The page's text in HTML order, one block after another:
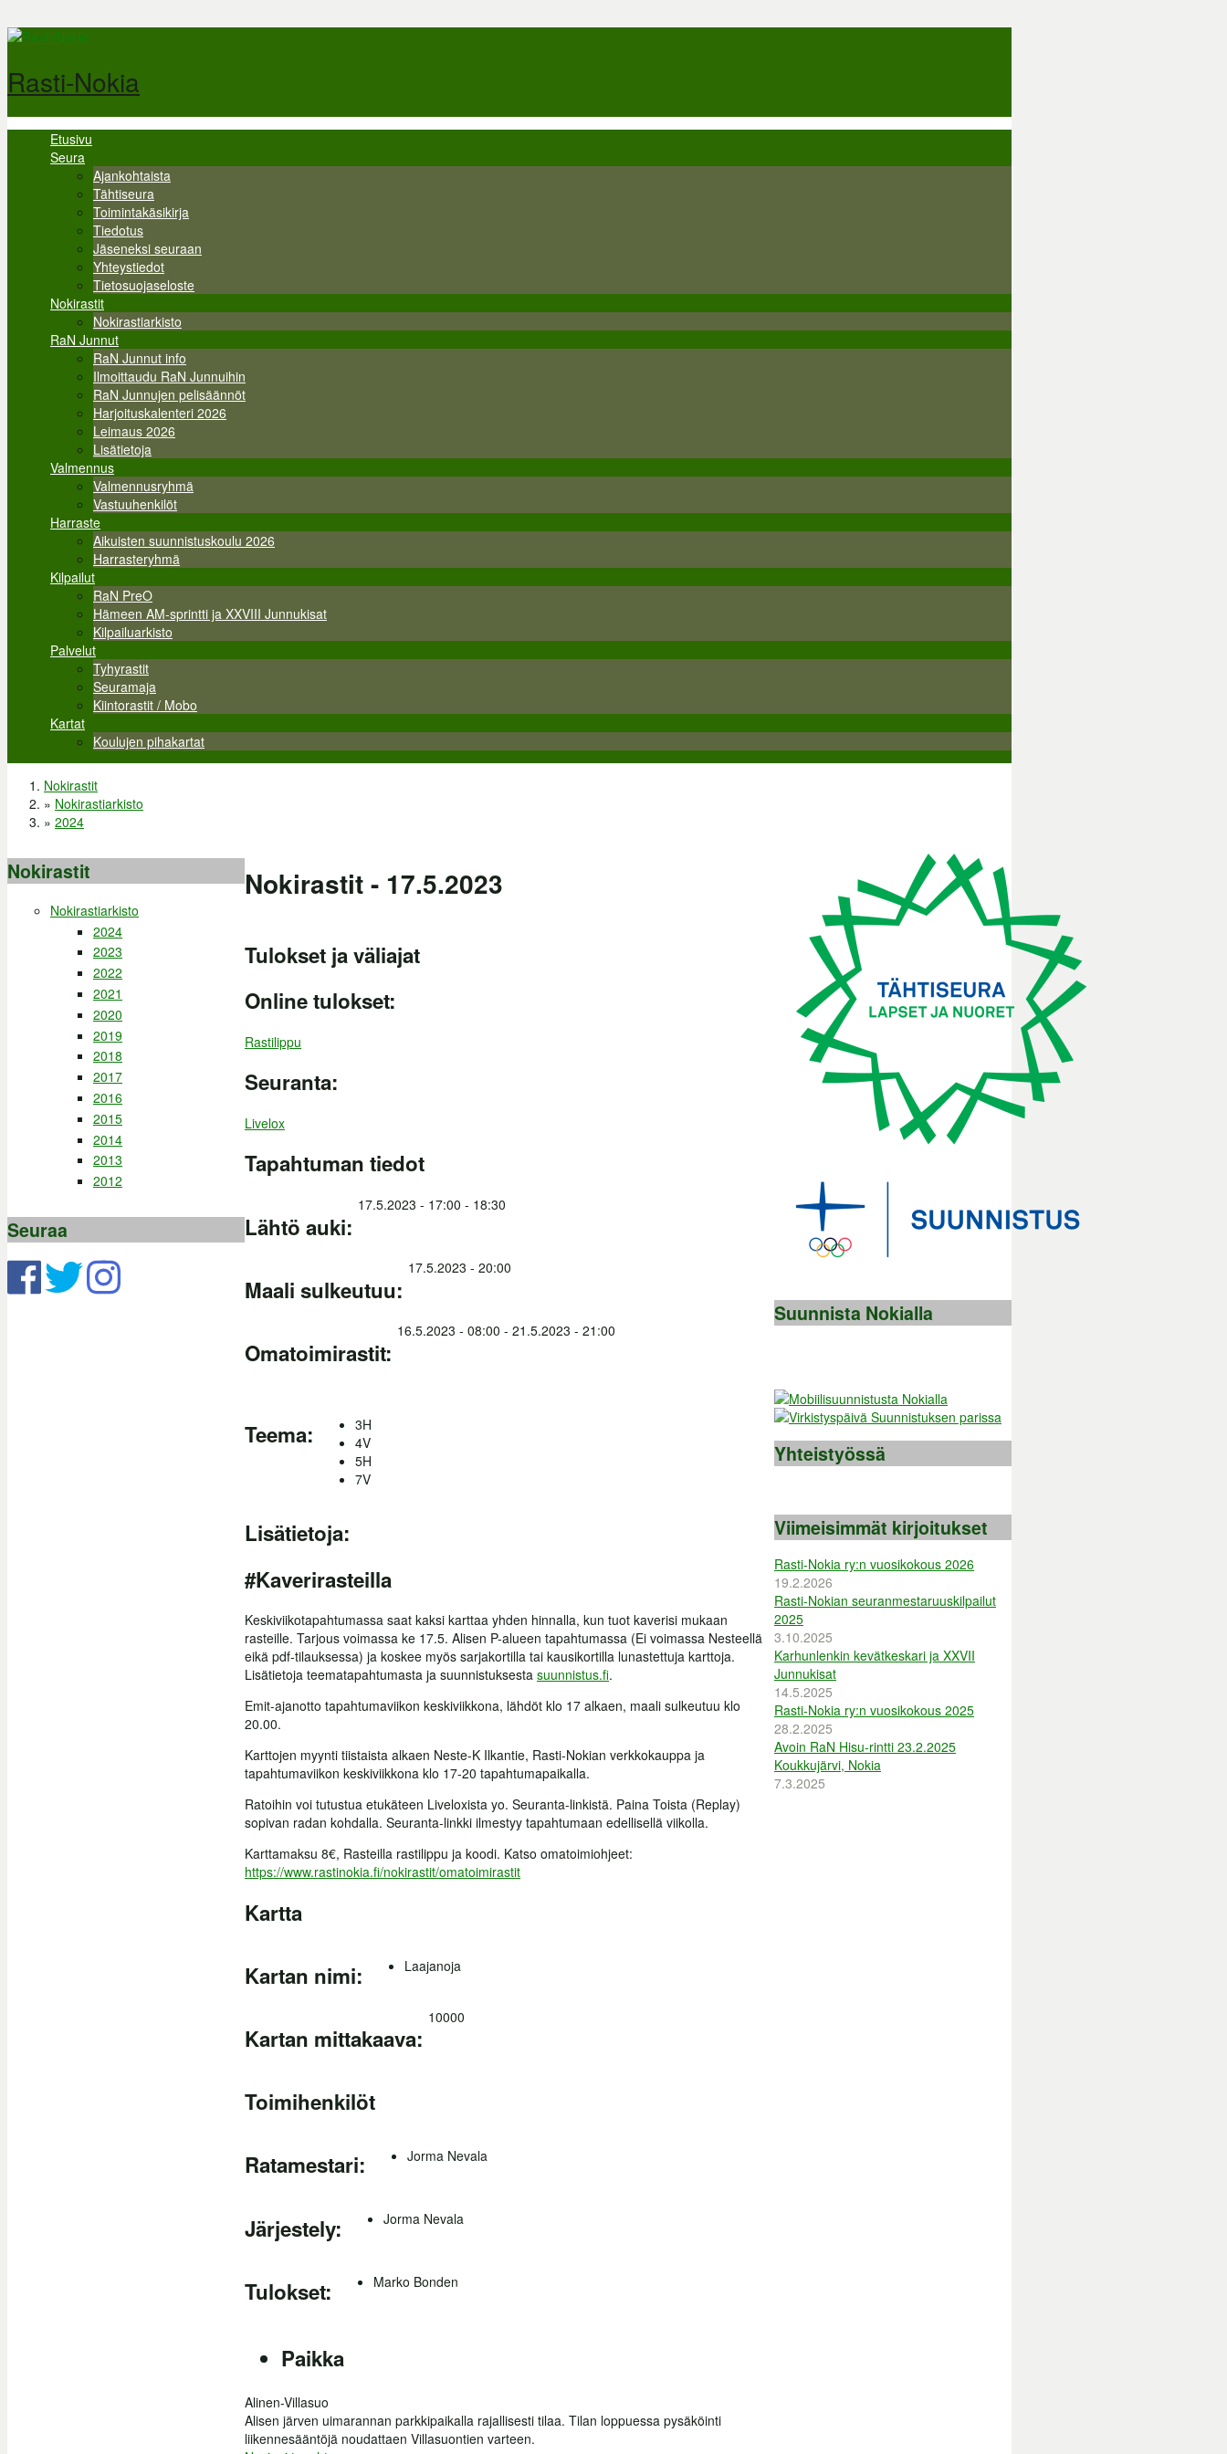
Hyppää pääsisältöön
Rasti-Nokia
Valikko
Etusivu
Seura
Ajankohtaista
Tähtiseura
Toimintakäsikirja
Tiedotus
Jäseneksi seuraan
Yhteystiedot
Tietosuojaseloste
Nokirastit
Nokirastiarkisto
RaN Junnut
RaN Junnut info
Ilmoittaudu RaN Junnuihin
RaN Junnujen pelisäännöt
Harjoituskalenteri 2026
Leimaus 2026
Lisätietoja
Valmennus
Valmennusryhmä
Vastuuhenkilöt
Harraste
Aikuisten suunnistuskoulu 2026
Harrasteryhmä
Kilpailut
RaN PreO
Hämeen AM-sprintti ja XXVIII Junnukisat
Kilpailuarkisto
Palvelut
Tyhyrastit
Seuramaja
Kiintorastit / Mobo
Kartat
Koulujen pihakartat
Olet täällä
Nokirastit
» Nokirastiarkisto
» 2024
Nokirastit - 17.5.2023
Tulokset ja väliajat
Online tulokset:
Rastilippu
Seuranta:
Livelox
Tapahtuman tiedot
Lähtö auki:
17.5.2023 - 17:00 - 18:30
Maali sulkeutuu:
17.5.2023 - 20:00
Omatoimirastit:
16.5.2023 - 08:00 - 21.5.2023 - 21:00
Teema:
3H
4V
5H
7V
Lisätietoja:
#Kaverirasteilla
Keskiviikotapahtumassa saat kaksi karttaa yhden hinnalla, kun tuot kaverisi mukaan
rasteille. Tarjous voimassa ke 17.5. Alisen P-alueen tapahtumassa (Ei voimassa Nesteellä
eikä pdf-tilauksessa) ja koskee myös sarjakortilla tai kausikortilla lunastettuja karttoja.
Lisätietoja teematapahtumasta ja suunnistuksesta suunnistus.fi.
Emit-ajanotto tapahtumaviikon keskiviikkona, lähdöt klo 17 alkaen, maali sulkeutuu klo
20.00.
Karttojen myynti tiistaista alkaen Neste-K Ilkantie, Rasti-Nokian verkkokauppa ja
tapahtumaviikon keskiviikkona klo 17-20 tapahtumapaikalla.
Ratoihin voi tutustua etukäteen Liveloxista yo. Seuranta-linkistä. Paina Toista (Replay)
sopivan radan kohdalla. Seuranta-linkki ilmestyy tapahtumaan edellisellä viikolla.
Karttamaksu 8€, Rasteilla rastilippu ja koodi. Katso omatoimiohjeet:
https://www.rastinokia.fi/nokirastit/omatoimirastit
Kartta
Kartan nimi: Laajanoja
Kartan mittakaava:
10000
Toimihenkilöt
Ratamestari: Jorma Nevala
Järjestely: Jorma Nevala
Tulokset: Marko Bonden
Paikka
Alinen-Villasuo
Alisen järven uimarannan parkkipaikalla rajallisesti tilaa. Tilan loppuessa pysäköinti
liikennesääntöjä noudattaen Villasuontien varteen.
Nokirastit
Nokirastiarkisto
2024
2023
2022
2021
2020
2019
2018
2017
2016
2015
2014
2013
2012
Seuraa
Suunnista Nokialla
Yhteistyössä
Viimeisimmät kirjoitukset
Rasti-Nokia ry:n vuosikokous 2026
19.2.2026
Rasti-Nokian seuranmestaruuskilpailut
2025
3.10.2025
Karhunlenkin kevätkeskari ja XXVII
Junnukisat
14.5.2025
Rasti-Nokia ry:n vuosikokous 2025
28.2.2025
Avoin RaN Hisu-rintti 23.2.2025
Koukkujärvi, Nokia
7.3.2025